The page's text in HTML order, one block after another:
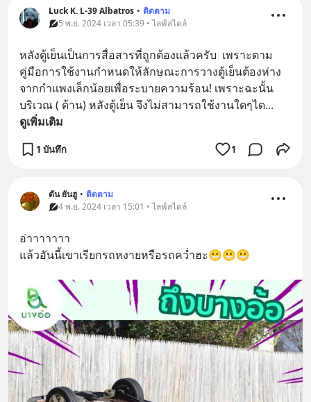
Luck K. L-39 Albatros • ติดตาม
5 พ.ย. 2024 เวลา 05:39 • ไลฟ์สไตล์
หลังตู้เย็นเป็นการสื่อสารที่ถูกต้องแล้วครับ  เพราะตาม
คู่มือการใช้งานกำหนดให้ลักษณะการวางตู้เย็นต้องห่าง
จากกำแพงเล็กน้อยเพื่อระบายความร้อน! เพราะฉะนั้น
บริเวณ ( ด้าน) หลังตู้เย็น จึงไม่สามารถใช้งานใดๆได...
ดูเพิ่มเติม
1 บันทึก 1
ตัน ยันฮู • ติดตาม
4 พ.ย. 2024 เวลา 15:01 • ไลฟ์สไตล์
อ่าาาาาาา
แล้วอันนี้เขาเรียกรถหงายหรือรถคว่ำฮะ😬😬😬